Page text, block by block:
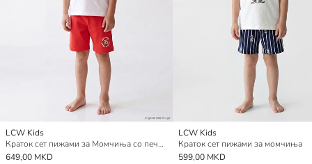
LCW Kids
Краток сет пижами за Момчиња со печатени Cars мотиви
649,00 MKD
LCW Kids
Краток сет пижами за момчиња
599,00 MKD